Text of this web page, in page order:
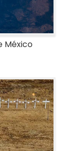
México